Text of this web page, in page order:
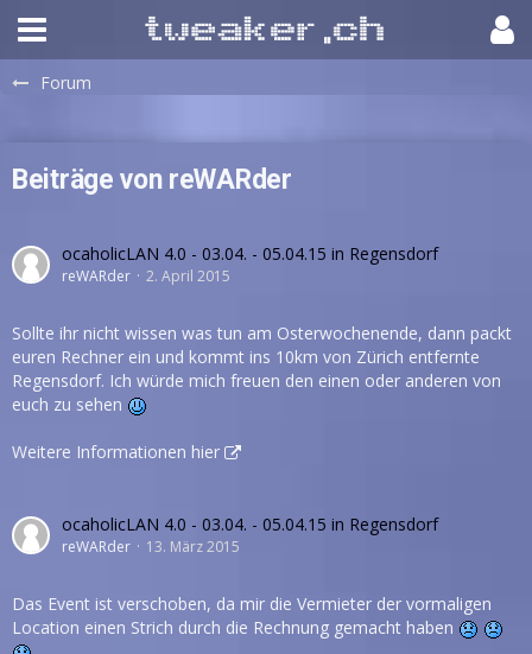
Forum
Beiträge von reWARder
ocaholicLAN 4.0 - 03.04. - 05.04.15 in Regensdorf
reWARder 2. April 2015
Sollte ihr nicht wissen was tun am Osterwochenende, dann packt
euren Rechner ein und kommt ins 10km von Zürich entfernte
Regensdorf. Ich würde mich freuen den einen oder anderen von
euch zu sehen
Weitere Informationen hier
ocaholicLAN 4.0 - 03.04. - 05.04.15 in Regensdorf
reWARder 13. März 2015
Das Event ist verschoben, da mir die Vermieter der vormaligen
Location einen Strich durch die Rechnung gemacht haben